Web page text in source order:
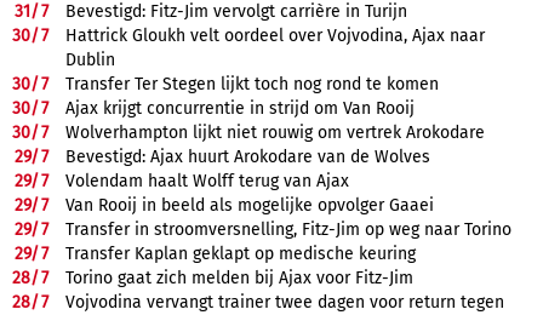
31/7
Bevestigd: Fitz-Jim vervolgt carrière in Turijn
30/7
Hattrick Gloukh velt oordeel over Vojvodina, Ajax naar
Dublin
30/7
Transfer Ter Stegen lijkt toch nog rond te komen
30/7
Ajax krijgt concurrentie in strijd om Van Rooij
30/7
Wolverhampton lijkt niet rouwig om vertrek Arokodare
29/7
Bevestigd: Ajax huurt Arokodare van de Wolves
29/7
Volendam haalt Wolff terug van Ajax
29/7
Van Rooij in beeld als mogelijke opvolger Gaaei
29/7
Transfer in stroomversnelling, Fitz-Jim op weg naar Torino
29/7
Transfer Kaplan geklapt op medische keuring
28/7
Torino gaat zich melden bij Ajax voor Fitz-Jim
28/7
Vojvodina vervangt trainer twee dagen voor return tegen